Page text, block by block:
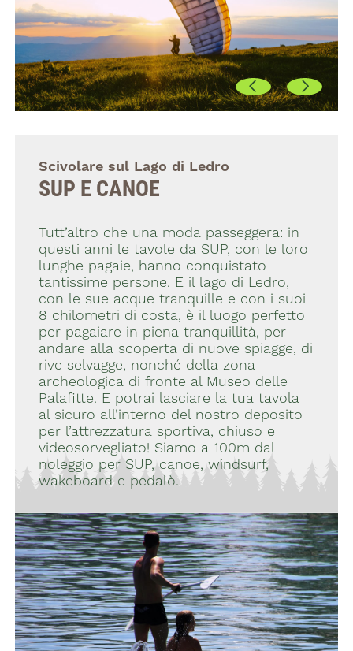
Scivolare sul Lago di Ledro
SUP E CANOE
Tutt’altro che una moda passeggera: in
questi anni le tavole da SUP, con le loro
lunghe pagaie, hanno conquistato
tantissime persone. E il lago di Ledro,
con le sue acque tranquille e con i suoi
8 chilometri di costa, è il luogo perfetto
per pagaiare in piena tranquillità, per
andare alla scoperta di nuove spiagge, di
rive selvagge, nonché della zona
archeologica di fronte al Museo delle
Palafitte. E potrai lasciare la tua tavola
al sicuro all’interno del nostro deposito
per l’attrezzatura sportiva, chiuso e
videosorvegliato! Siamo a 100m dal
noleggio per SUP, canoe, windsurf,
wakeboard e pedalò.